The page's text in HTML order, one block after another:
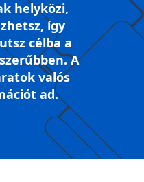
helyközi,
így
célba a
A
valós
ad.